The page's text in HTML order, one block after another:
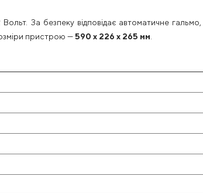
За безпеку відповідає автоматичне
пристрою —590 х 226 х 265 мм